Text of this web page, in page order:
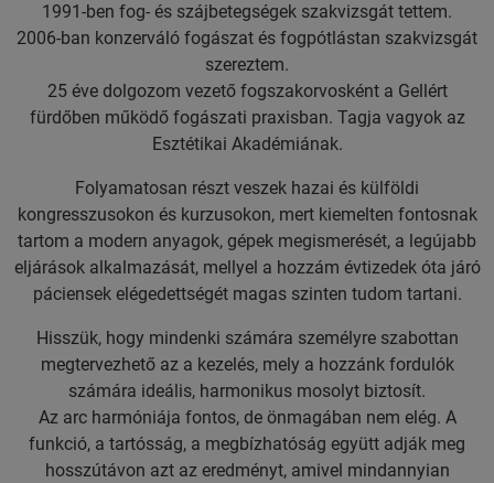
1991-ben fog- és szájbetegségek szakvizsgát tettem.
2006-ban konzerváló fogászat és fogpótlástan szakvizsgát
szereztem.
25 éve dolgozom vezető fogszakorvosként a Gellért
fürdőben működő fogászati praxisban. Tagja vagyok az
Esztétikai Akadémiának.
Folyamatosan részt veszek hazai és külföldi
kongresszusokon és kurzusokon, mert kiemelten fontosnak
tartom a modern anyagok, gépek megismerését, a legújabb
eljárások alkalmazását, mellyel a hozzám évtizedek óta járó
páciensek elégedettségét magas szinten tudom tartani.
Hisszük, hogy mindenki számára személyre szabottan
megtervezhető az a kezelés, mely a hozzánk fordulók
számára ideális, harmonikus mosolyt biztosít.
Az arc harmóniája fontos, de önmagában nem elég. A
funkció, a tartósság, a megbízhatóság együtt adják meg
hosszútávon azt az eredményt, amivel mindannyian